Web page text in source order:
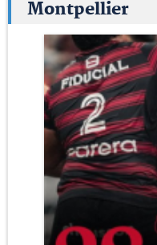
Montpellier